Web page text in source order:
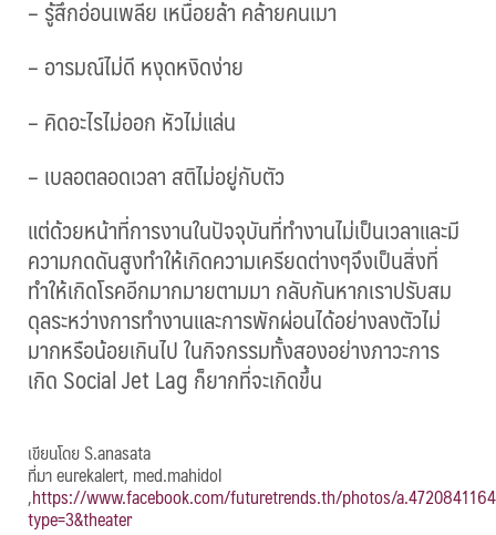
– รู้สึกอ่อนเพลีย เหนื่อยล้า คล้ายคนเมา
– อารมณ์ไม่ดี หงุดหงิดง่าย
– คิดอะไรไม่ออก หัวไม่แล่น
– เบลอตลอดเวลา สติไม่อยู่กับตัว
แต่ด้วยหน้าที่การงานในปัจจุบันที่ทำงานไม่เป็นเวลาและมี
ความกดดันสูงทำให้เกิดความเครียดต่างๆจึงเป็นสิ่งที่
ทำให้เกิดโรคอีกมากมายตามมา กลับกันหากเราปรับสม
ดุลระหว่างการทำงานและการพักผ่อนได้อย่างลงตัวไม่
มากหรือน้อยเกินไป ในกิจกรรมทั้งสองอย่างภาวะการ
เกิด Social Jet Lag ก็ยากที่จะเกิดขึ้น
เขียนโดย S.anasata
ที่มา eurekalert, med.mahidol
,https://www.facebook.com/futuretrends.th/photos/
type=3&theater